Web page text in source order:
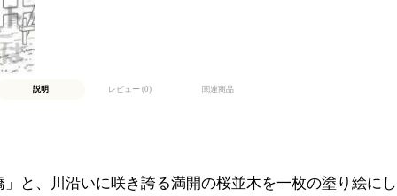
説明 レビュー (0) 関連商品
と、川沿いに咲き誇る満開の桜並木を一枚の塗り絵に